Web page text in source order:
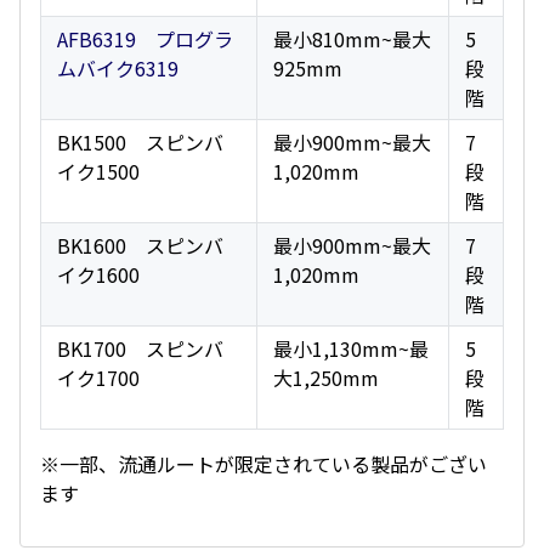
AFB6319 プログラ
ムバイク6319
最小810mm~最大
925mm
5
段
階
BK1500 スピンバ
イク1500
最小900mm~最大
1,020mm
7
段
階
BK1600 スピンバ
イク1600
最小900mm~最大
1,020mm
7
段
階
BK1700 スピンバ
イク1700
最小1,130mm~最
大1,250mm
5
段
階
※一部、流通ルートが限定されている製品がござい
ます